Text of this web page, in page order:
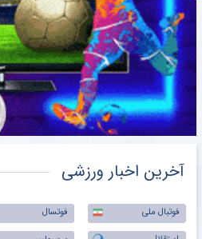
آخرین اخبار ورزشی
فوتبال ملی فوتسال